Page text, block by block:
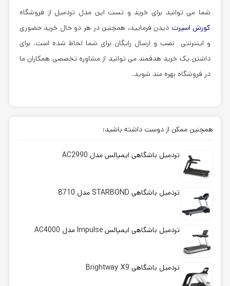
شما می توانید برای خرید و تست این مدل تردمیل از فروشگاه
کورش اسپرت دیدن فرمایید، همچنین در هر دو حال خرید حضوری
و اینترنتی نصب و ارسال رایگان برای شما لحاظ شده است. برای
داشتن یک خرید هدفمند می توانید از مشاوره تخصصی همکاران ما
در فروشگاه بهره مند شوید.
همچنین ممکن از دوست داشته باشید:
تردمیل باشگاهی ایمپالس مدل AC2990
تردمیل باشگاهی STARBOND مدل 8710
تردمیل باشگاهی ایمپالس Impulse مدل AC4000
تردمیل باشگاهی Brightway X9